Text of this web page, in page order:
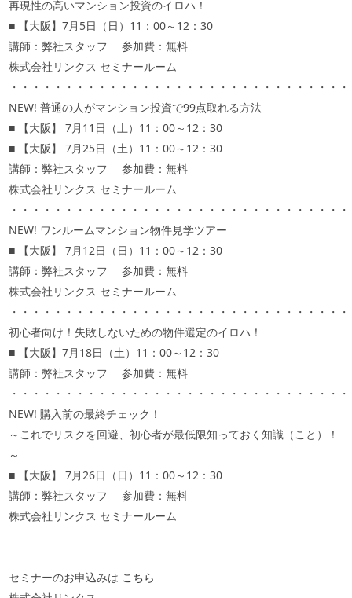
再現性の高いマンション投資のイロハ！
■ 【大阪】7月5日（日）11：00～12：30
講師：弊社スタッフ 参加費：無料
株式会社リンクス セミナールーム
・・・・・・・・・・・・・・・・・・・・・・・・・・・・・・
NEW! 普通の人がマンション投資で99点取れる方法
■ 【大阪】 7月11日（土）11：00～12：30
■ 【大阪】 7月25日（土）11：00～12：30
講師：弊社スタッフ 参加費：無料
株式会社リンクス セミナールーム
・・・・・・・・・・・・・・・・・・・・・・・・・・・・・・
NEW! ワンルームマンション物件見学ツアー
■ 【大阪】 7月12日（日）11：00～12：30
講師：弊社スタッフ 参加費：無料
株式会社リンクス セミナールーム
・・・・・・・・・・・・・・・・・・・・・・・・・・・・・・
初心者向け！失敗しないための物件選定のイロハ！
■ 【大阪】7月18日（土）11：00～12：30
講師：弊社スタッフ 参加費：無料
・・・・・・・・・・・・・・・・・・・・・・・・・・・・・・
NEW! 購入前の最終チェック！
～これでリスクを回避、初心者が最低限知っておく知識（こと）！
～
■ 【大阪】 7月26日（日）11：00～12：30
講師：弊社スタッフ 参加費：無料
株式会社リンクス セミナールーム
セミナーのお申込みは こちら